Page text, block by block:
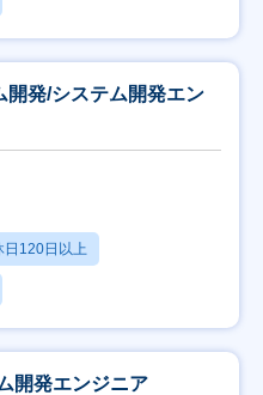
開発/システム開発エン
日120日以上
開発エンジニア